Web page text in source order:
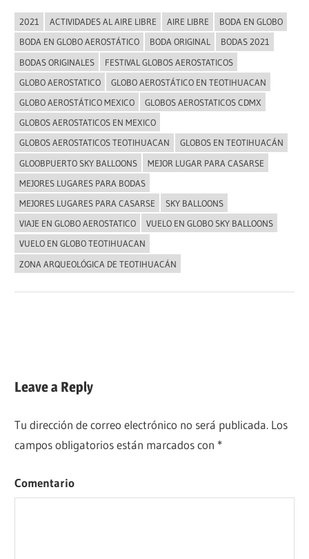
2021 ACTIVIDADES AL AIRE LIBRE AIRE LIBRE
BODA EN GLOBO
BODA EN GLOBO AEROSTÁTICO
BODA ORIGINAL
BODAS 2021
BODAS ORIGINALES
FESTIVAL GLOBOS AEROSTATICOS
GLOBO AEROSTATICO
GLOBO AEROSTÁTICO EN TEOTIHUACAN
GLOBO AEROSTÁTICO MEXICO
GLOBOS AEROSTATICOS CDMX
GLOBOS AEROSTATICOS EN MEXICO
GLOBOS AEROSTATICOS TEOTIHUACAN
GLOBOS EN TEOTIHUACÁN
GLOOBPUERTO SKY BALLOONS
MEJOR LUGAR PARA CASARSE
MEJORES LUGARES PARA BODAS
MEJORES LUGARES PARA CASARSE
SKY BALLOONS
VIAJE EN GLOBO AEROSTATICO
VUELO EN GLOBO SKY BALLOONS
VUELO EN GLOBO TEOTIHUACAN
ZONA ARQUEOLÓGICA DE TEOTIHUACÁN
Leave a Reply
Tu dirección de correo electrónico no será publicada. Los
campos obligatorios están marcados con *
Comentario